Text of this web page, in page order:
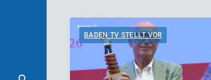
BADEN TV STELLT VOR